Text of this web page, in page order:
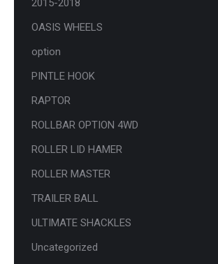
OASIS WHEELS
option
PINTLE HOOK
RAPTOR
ROLLBAR OPTION 4WD
ROLLER LID HAMER
ROLLER MASTER
TRAILER BALL
ULTIMATE SHACKLES
Uncategorized